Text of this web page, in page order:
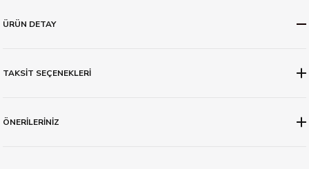
ÜRÜN DETAY
TAKSİT SEÇENEKLERİ
ÖNERİLERİNİZ